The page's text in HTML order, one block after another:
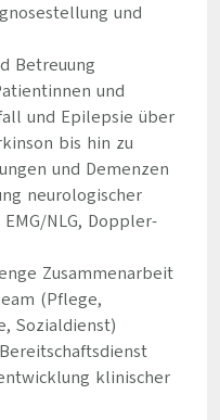
und
Betreuung
und
und Epilepsie über
bis hin zu
und Demenzen
neurologischer
NLG, Doppler-
Zusammenarbeit
(Pflege,
Sozialdienst)
klinischer